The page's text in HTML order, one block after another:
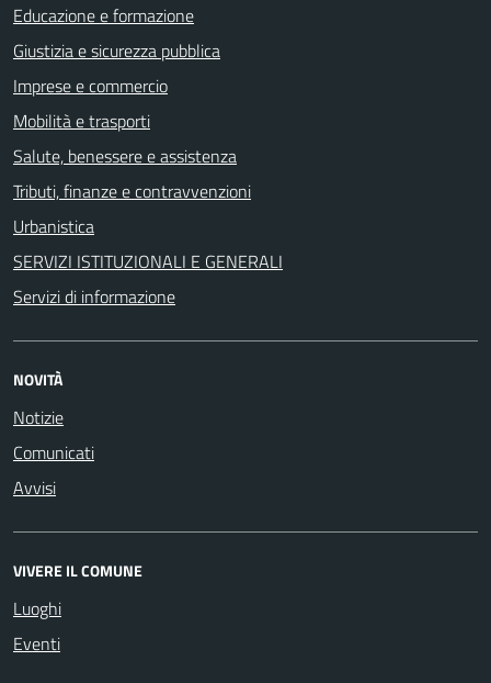
Educazione e formazione
Giustizia e sicurezza pubblica
Imprese e commercio
Mobilità e trasporti
Salute, benessere e assistenza
Tributi, finanze e contravvenzioni
Urbanistica
SERVIZI ISTITUZIONALI E GENERALI
Servizi di informazione
NOVITÀ
Notizie
Comunicati
Avvisi
VIVERE IL COMUNE
Luoghi
Eventi